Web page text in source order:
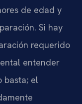
de edad y
Si hay
requerido
entender
basta; el